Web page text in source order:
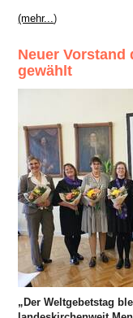
(mehr...)
Neuer Vorstand
gewählt
„Der Weltgebetstag